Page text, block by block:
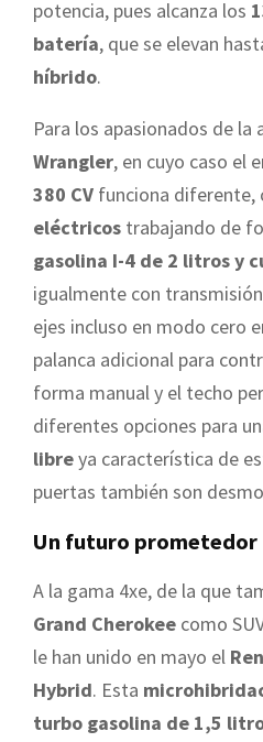
potencia, pues alcanza los
batería, que se elevan
híbrido.
Para los apasionados de la
Wrangler, en cuyo caso el
380 CV funciona diferente,
eléctricos trabajando de
gasolina I-4 de 2 litros y
igualmente con
ejes incluso en modo cero
palanca adicional para
forma manual y el techo
diferentes opciones para
libreya característica de
puertas también son
Un futuro prometedor
A la gama 4xe, de la que
Grand Cherokee como
le han unido en mayo el
Hybrid. Esta
turbo gasolina de 1,5